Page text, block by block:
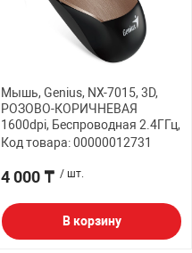
Мышь, Genius, NX-7015, 3D,
РОЗОВО-КОРИЧНЕВАЯ
1600dpi, Беcпроводная 2.4ГГц,
Код товара: 00000012731
4 000 ₸ / шт.
В корзину